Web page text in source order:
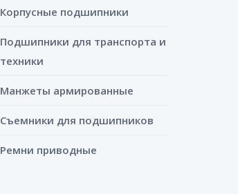
Корпусные подшипники
Подшипники для транспорта и
техники
Манжеты армированные
Съемники для подшипников
Ремни приводные